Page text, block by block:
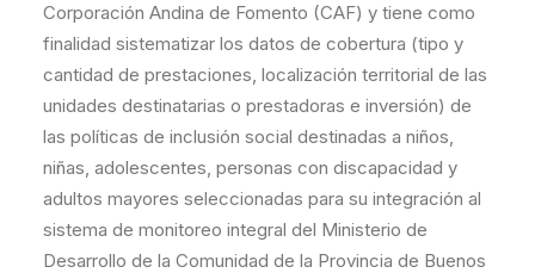
Corporación Andina de Fomento (CAF) y tiene como
finalidad sistematizar los datos de cobertura (tipo y
cantidad de prestaciones, localización territorial de las
unidades destinatarias o prestadoras e inversión) de
las políticas de inclusión social destinadas a niños,
niñas, adolescentes, personas con discapacidad y
adultos mayores seleccionadas para su integración al
sistema de monitoreo integral del Ministerio de
Desarrollo de la Comunidad de la Provincia de Buenos